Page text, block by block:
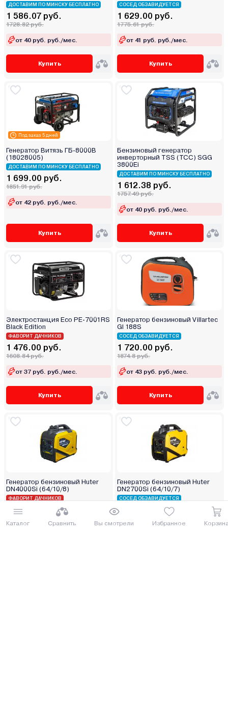
Каталог Сравнить Вы смотрели Избранное
ДОСТАВИМ ПО МИНСКУ БЕСПЛАТНО
1 586.07 руб.
1728.82 руб.
от 40 руб. руб./мес.
Купить
СОСЕД ОБЗАВИДУЕТСЯ
1 629.00 руб.
1775.61 руб.
от 41 руб. руб./мес.
Купить
Под заказ 5 дней
Генератор Витязь ГБ-8000В
(18028005)
ДОСТАВИМ ПО МИНСКУ БЕСПЛАТНО
1 699.00 руб.
1851.91 руб.
от 42 руб. руб./мес.
Купить
Бензиновый генератор
инверторный TSS (ТСС) SGG
3800Ei
ДОСТАВИМ ПО МИНСКУ БЕСПЛАТНО
1 612.38 руб.
1757.49 руб.
от 40 руб. руб./мес.
Купить
Электростанция Eco PE-7001RS
Black Edition
ФАВОРИТ ДАЧНИКОВ
1 476.00 руб.
1608.84 руб.
от 37 руб. руб./мес.
Купить
Генератор бензиновый Villartec
GI 188S
СОСЕД ОБЗАВИДУЕТСЯ
1 720.00 руб.
1874.8 руб.
от 43 руб. руб./мес.
Купить
Генератор бензиновый Huter
DN4000Si (64/10/8)
ФАВОРИТ ДАЧНИКОВ
1 738.42 руб.
Генератор бензиновый Huter
DN2700Si (64/10/7)
СОСЕД ОБЗАВИДУЕТСЯ
1 626.00 руб.